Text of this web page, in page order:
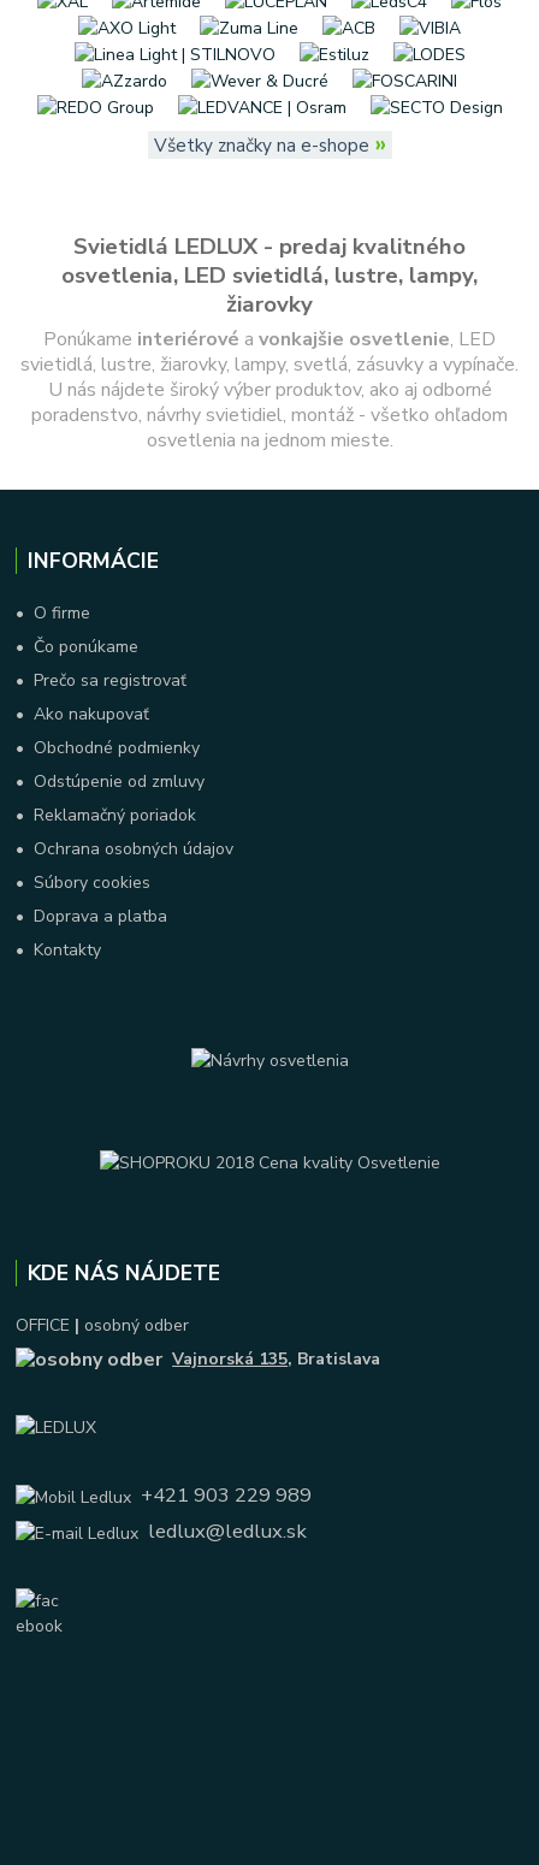
Všetky značky na e-shope »
Svietidlá LEDLUX - predaj kvalitného
osvetlenia, LED svietidlá, lustre, lampy,
žiarovky
Ponúkame interiérové a vonkajšie osvetlenie, LED
svietidlá, lustre, žiarovky, lampy, svetlá, zásuvky a vypínače.
U nás nájdete široký výber produktov, ako aj odborné
poradenstvo, návrhy svietidiel, montáž - všetko ohľadom
osvetlenia na jednom mieste.
INFORMÁCIE
• O firme
• Čo ponúkame
•Prečo sa registrovať
•Ako nakupovať
• Obchodné podmienky
• Odstúpenie od zmluvy
•Reklamačný poriadok
• Ochrana osobných údajov
•Súbory cookies
•Doprava a platba
•Kontakty
KDE NÁS NÁJDETE
OFFICE | osobný odber
Vajnorská 135, Bratislava
+421 903 229 989
ledlux@ledlux.sk